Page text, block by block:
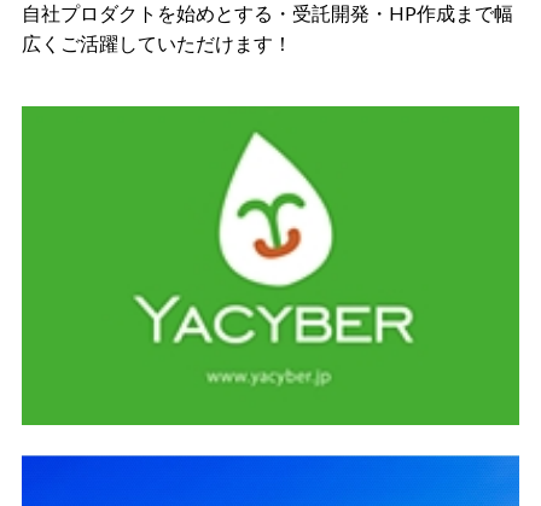
自社プロダクトを始めとする・受託開発・HP作成まで幅
広くご活躍していただけます！